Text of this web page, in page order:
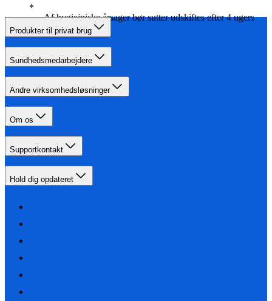
Af hygiejniske årsager bør sutter udskiftes efter 4 ugers
brug
Produkter til privat brug
Sundhedsmedarbejdere
Andre virksomhedsløsninger
Om os
Supportkontakt
Hold dig opdateret